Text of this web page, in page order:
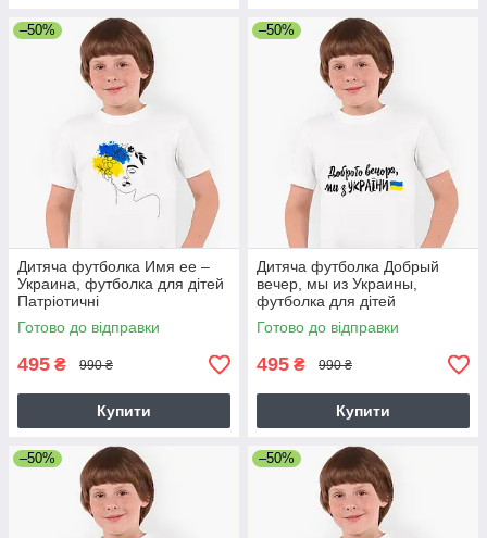
–50%
Дитяча футболка Имя ее –
Украина, футболка для дітей
Патріотичні
Готово до відправки
495 ₴ 990 ₴
Купити
–50%
Дитяча футболка Добрый
вечер, мы из Украины,
футболка для дітей
Патріотичні
Готово до відправки
495 ₴ 990 ₴
Купити
–50% –50%